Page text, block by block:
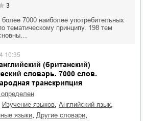
3
7000 наиболее употребительных
тематическому принципу. 198 тем
(британский)
словарь. 7000 слов.
транскрипция
10:35
определен
изучение языков английский язык
языки другие словари